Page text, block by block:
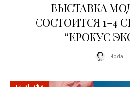
ВЫСТАВКА
СОСТОИТСЯ 1–4
“КРОКУС
Moda
is sticky